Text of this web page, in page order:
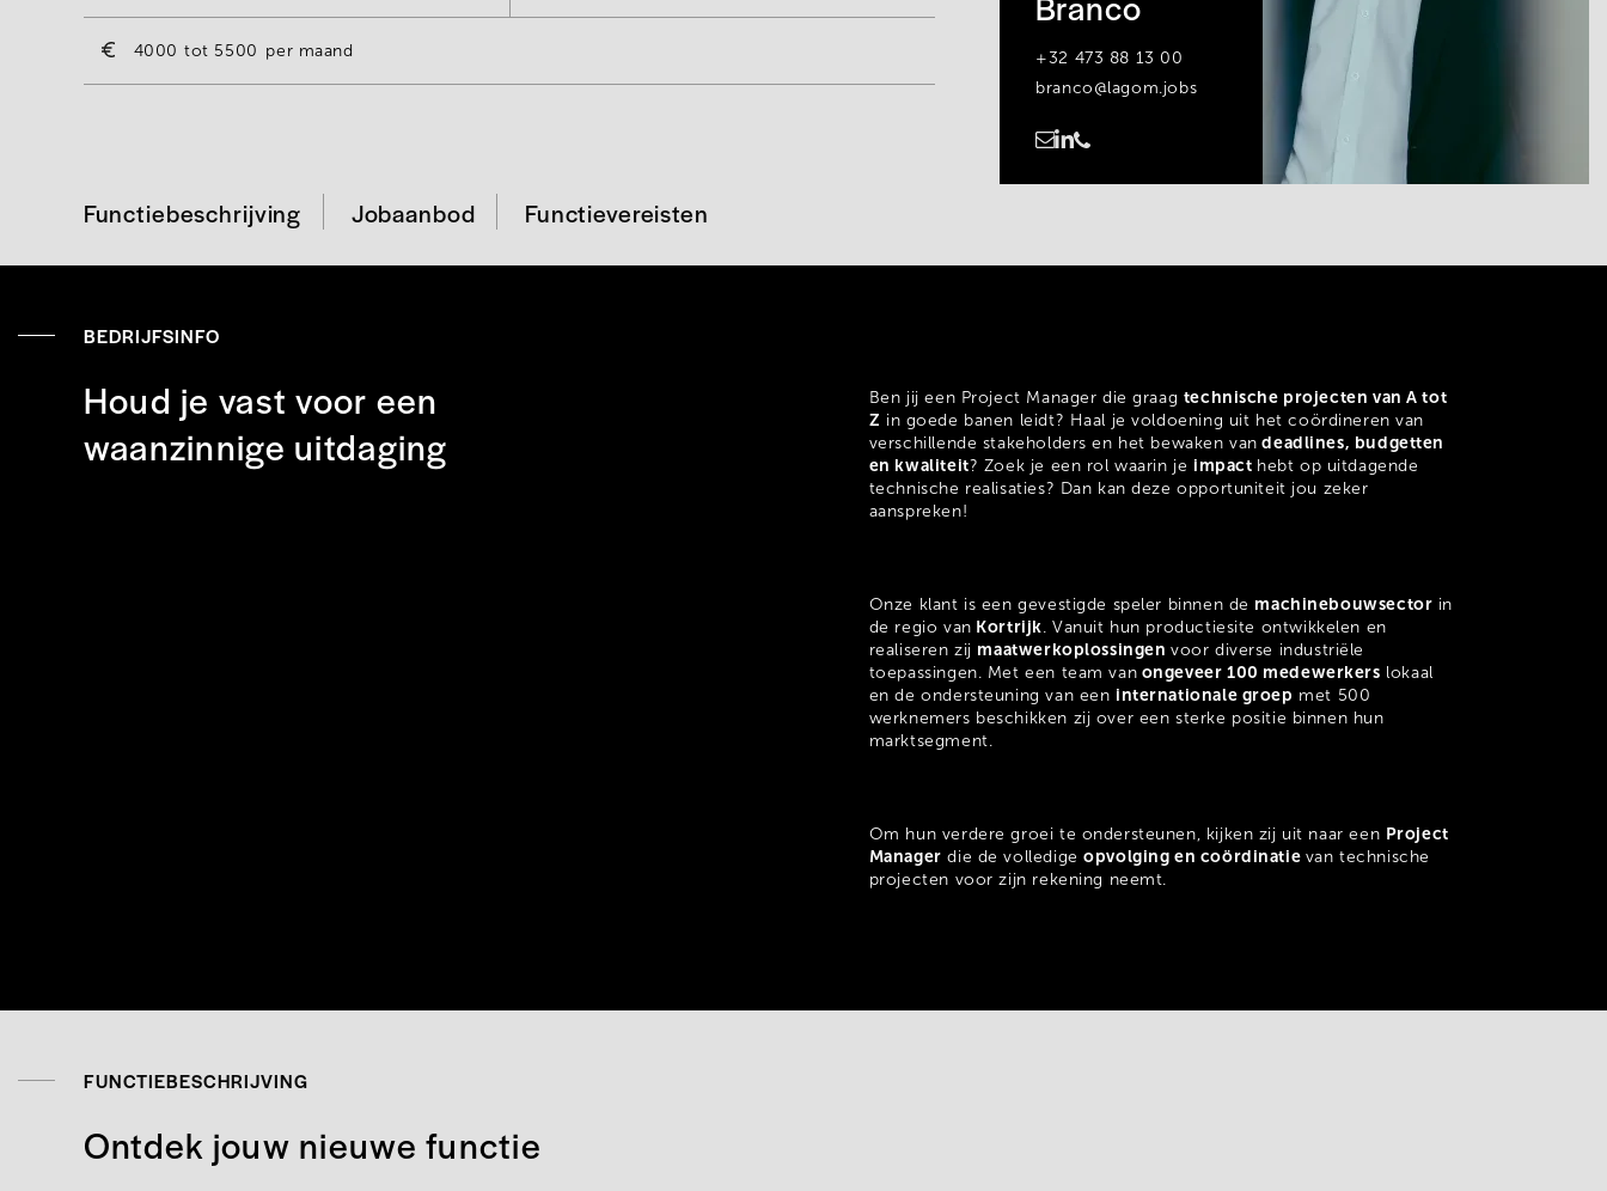
4000 5500 per maand
+32 473 88 13 00
branco@lagom.jobs
Functiebeschrijving Jobaanbod Functievereisten
BEDRIJFSINFO
Houd je vast voor een
waanzinnige uitdaging
Ben jij een Project Manager die graag technische projecten van A tot
Z in goede banen leidt? Haal je voldoening uit het coördineren van
verschillende stakeholders en het bewaken van deadlines, budgetten
en kwaliteit? Zoek je een rol waarin je impact hebt op uitdagende
technische realisaties? Dan kan deze opportuniteit jou zeker
aanspreken!
Onze klant is een gevestigde speler binnen de machinebouwsector in
de regio van Kortrijk . Vanuit hun productiesite ontwikkelen en
realiseren zij maatwerkoplossingenvoor diverse industriële
toepassingen. Met een team van ongeveer 100 medewerkers lokaal
en de ondersteuning van een internationale groep met 500
werknemers beschikken zij over een sterke positie binnen hun
marktsegment.
Om hun verdere groei te ondersteunen, kijken zij uit naar een Project
Manager die de volledigeopvolging en coördinatie van technische
projecten voor zijn rekening neemt.
FUNCTIEBESCHRIJVING
Ontdek jouw nieuwe functie